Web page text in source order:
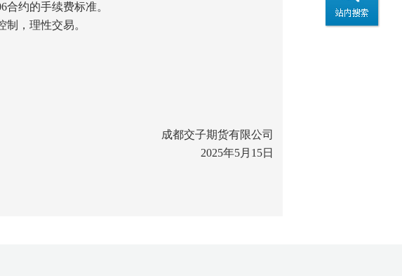
约的手续费标准。
，理性交易。
成都交子期货有限公司
2025年5月15日